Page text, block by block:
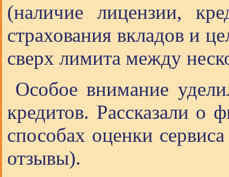
(наличие лицензии,
страхования вкладов и
сверх лимита между
Особое внимание
кредитов. Рассказали о
способах оценки
отзывы).